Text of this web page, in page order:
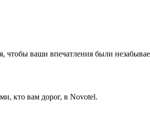
чтобы ваши впечатления были
кто вам дорог, в Novotel.